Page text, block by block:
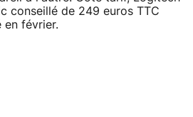
conseillé de 249 euros TTC
en février.